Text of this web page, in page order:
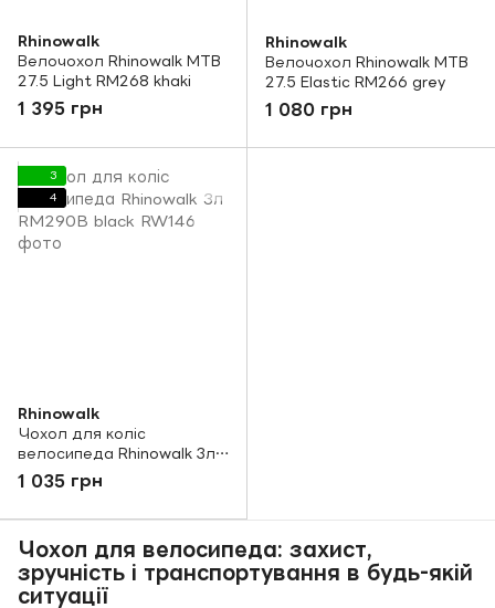
Rhinowalk
Велочохол Rhinowalk MTB
27.5 Light RM268 khaki
1 395 грн
Rhinowalk
Велочохол Rhinowalk MTB
27.5 Elastic RM266 grey
1 080 грн
3
4
Rhinowalk
Чохол для коліс
велосипеда Rhinowalk 3л
RM290B black
1 035 грн
Чохол для велосипеда: захист,
зручність і транспортування в будь-якій
ситуації